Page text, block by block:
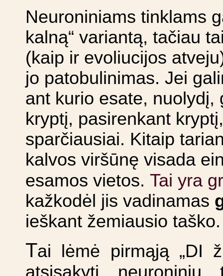
Neuroniniams tinklams
kalną“ variantą, tačiau
(kaip ir evoliucijos
jo patobulinimas. Jei
ant kurio esate,
kryptį, pasirenkant
sparčiausiai. Kitaip
kalvos viršūnę visada
esamos vietos. Tai yra
kažkodėl jis vadinamas
ieškant žemiausio taško.
Tai lėmė pirmąją „DI